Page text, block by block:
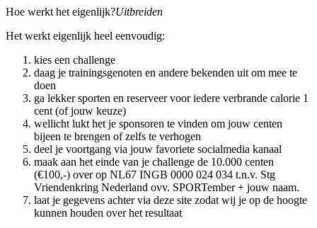
Hoe werkt het eigenlijk?Uitbreiden
Het werkt eigenlijk heel eenvoudig:
kies een challenge
daag je trainingsgenoten en andere bekenden uit om mee te
doen
ga lekker sporten en reserveer voor iedere verbrande calorie 1
cent (of jouw keuze)
wellicht lukt het je sponsoren te vinden om jouw centen
bijeen te brengen of zelfs te verhogen
deel je voortgang via jouw favoriete socialmedia kanaal
maak aan het einde van je challenge de 10.000 centen
(€100,-) over op NL67 INGB 0000 024 034 t.n.v. Stg
Vriendenkring Nederland ovv. SPORTember + jouw naam.
laat je gegevens achter via deze site zodat wij je op de hoogte
kunnen houden over het resultaat